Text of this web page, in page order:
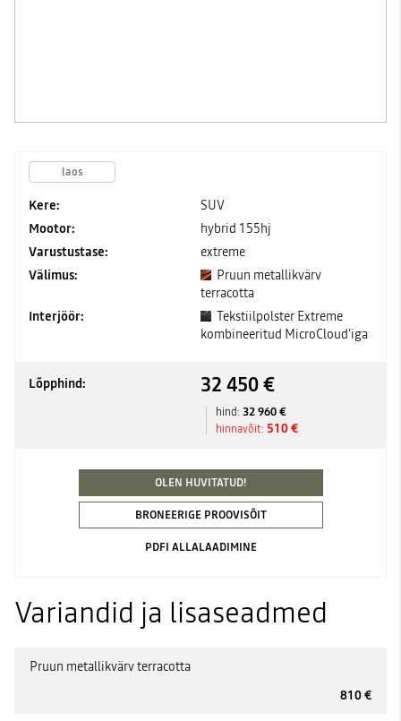
laos
Kere:
SUV
Mootor:
hybrid 155hj
Varustustase:
extreme
Välimus:
Pruun metallikvärv
terracotta
Interjöör:
Tekstiilpolster Extreme
kombineeritud MicroCloud'iga
Lõpphind: 32 450 €
hind: 32 960 €
hinnavõit: 510 €
OLEN HUVITATUD!
BRONEERIGE PROOVISÕIT
PDFI ALLALAADIMINE
Variandid ja lisaseadmed
Pruun metallikvärv terracotta
810 €